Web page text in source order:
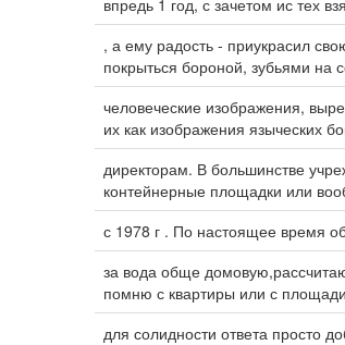
впредь 1 год, с зачетом ис тех
, а ему радость - приукрасил
покрыться бороной, зубьями на
человеческие изображения,
их как изображения языческих
директорам. В большинстве
контейнерные площадки или
с 1978 г . По настоящее время
за вода обще
помню с квартиры или с
для солидности ответа просто